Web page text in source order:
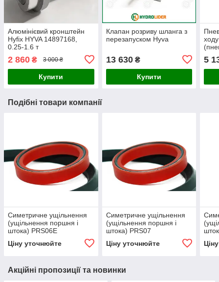
Алюмінієвий кронштейн
Hyfix HYVA 14897168,
0.25-1.6 т
2 860 ₴ 3 000 ₴
Купити
Клапан розриву шланга з
перезапуском Hyva
13 630₴
Купити
5
Подібні товари компанії
Симетричне ущільнення
(ущільнення поршня і
штока) PRS06E
Ціну уточнюйте
Симетричне ущільнення
(ущільнення поршня і
штока) PRS07
Ціну уточнюйте
Акційні пропозиції та новинки